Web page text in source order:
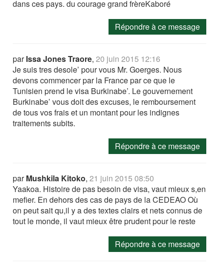
dans ces pays. du courage grand frèreKaboré
Répondre à ce message
parIssa Jones Traore,20 juin 2015 12:16
Je suis tres desole’ pour vous Mr. Goerges. Nous
devons commencer par la France par ce que le
Tunisien prend le visa Burkinabe’. Le gouvernement
Burkinabe’ vous doit des excuses, le remboursement
de tous vos frais et un montant pour les indignes
traitements subits.
Répondre à ce message
parMushkila Kitoko,21 juin 2015 08:50
Yaakoa. Histoire de pas besoin de visa, vaut mieux s,en
mefier. En dehors des cas de pays de la CEDEAO Où
on peut sait qu,il y a des textes clairs et nets connus de
tout le monde, il vaut mieux être prudent pour le reste
Répondre à ce message